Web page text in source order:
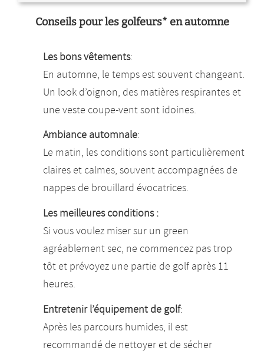
Conseils pour les golfeurs* en automne
Les bons vêtements:
En automne, le temps est souvent changeant.
Un look d’oignon, des matières respirantes et
une veste coupe-vent sont idoines.
Ambiance automnale:
Le matin, les conditions sont particulièrement
claires et calmes, souvent accompagnées de
nappes de brouillard évocatrices.
Les meilleures conditions :
Si vous voulez miser sur un green
agréablement sec, ne commencez pas trop
tôt et prévoyez une partie de golf après 11
heures.
Entretenir l’équipement de golf:
Après les parcours humides, il est
recommandé de nettoyer et de sécher